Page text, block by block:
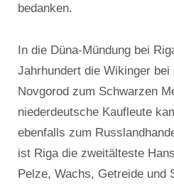
bedanken.
In die Düna-Mündung bei
Jahrhundert die Wikinger bei
Novgorod zum Schwarzen
niederdeutsche Kaufleute
ebenfalls zum
ist Riga die zweitälteste
Pelze, Wachs, Getreide und